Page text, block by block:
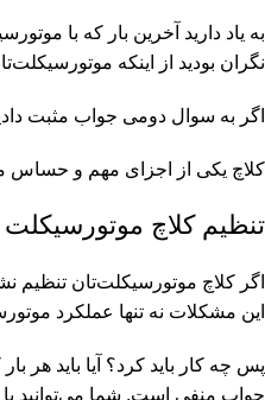
به یاد دارید آخرین بار که با
نگران بودید از اینکه
اگر به سوال دومی جواب مثبت
کلاچ یکی از اجزای مهم و حساس
تنظیم کلاچ موتورسیکلت
اگر کلاچ موتورسیکلت‌تان
این مشکلات نه تنها عملکرد
پس چه کار باید کرد؟ آیا باید هر
جواب منفی است. شما می‌توانید با